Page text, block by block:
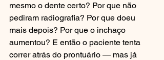
mesmo o dente certo? Por que não
pediram radiografia? Por que doeu
mais depois? Por que o inchaço
aumentou? E então o paciente tenta
correr atrás do prontuário — mas já